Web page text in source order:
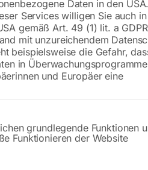
auf Anfrage
Standard (Österreich):
Bitte beachten Sie: Die Versandkosten
Daten in den
Services willigen Sie auch
gemäß Art. 49 (1) lit. a
mit unzureichendem
beispielsweise die Gefahr,
in
und Europäer eine
für die eine Einwilligung erteilt
grundlegende Funktionen
Funktionieren der Website